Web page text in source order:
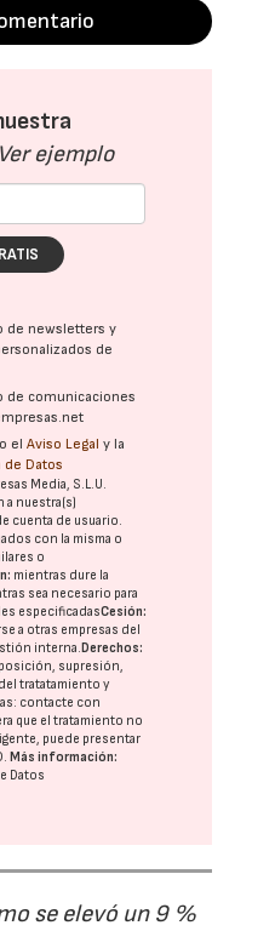
Ver ejemplo
de newsletters y
de
de comunicaciones
elAviso Legal y la
de Datos
Media, S.L.U.
a nuestra(s)
cuenta de usuario.
con la misma o
o
mientras dure la
sea necesario para
especificadasCesión:
a otras empresas del
interna.Derechos:
supresión,
tratatamiento y
contacte con
que el tratamiento no
puede presentar
.Más información:
Datos
se elevó un 9 %